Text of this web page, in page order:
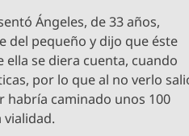
Ángeles, de 33 años,
del pequeño y dijo que éste
se diera cuenta, cuando
por lo que al no verlo
habría caminado unos 100
vialidad.